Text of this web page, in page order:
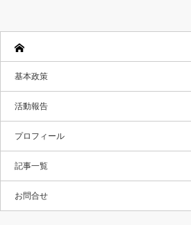
基本政策
活動報告
プロフィール
記事一覧
お問合せ